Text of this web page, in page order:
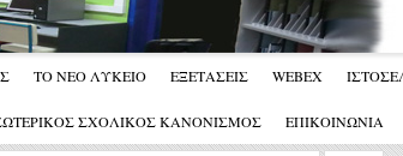
ΤΟ ΝΕΟ ΛΥΚΕΙΟ ΕΞΕΤΑΣΕΙΣ WEBEX
ΣΧΟΛΙΚΟΣ ΚΑΝΟΝΙΣΜΟΣ ΕΠΙΚΟΙΝΩΝΙΑ